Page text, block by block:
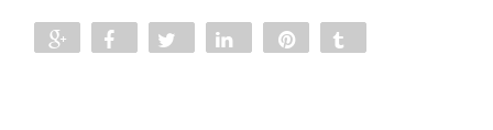
Share Share Tweet Share